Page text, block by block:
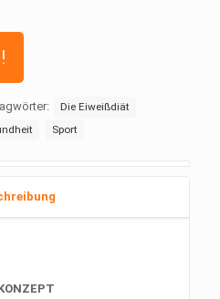
Die Eiweißdiät
Sport